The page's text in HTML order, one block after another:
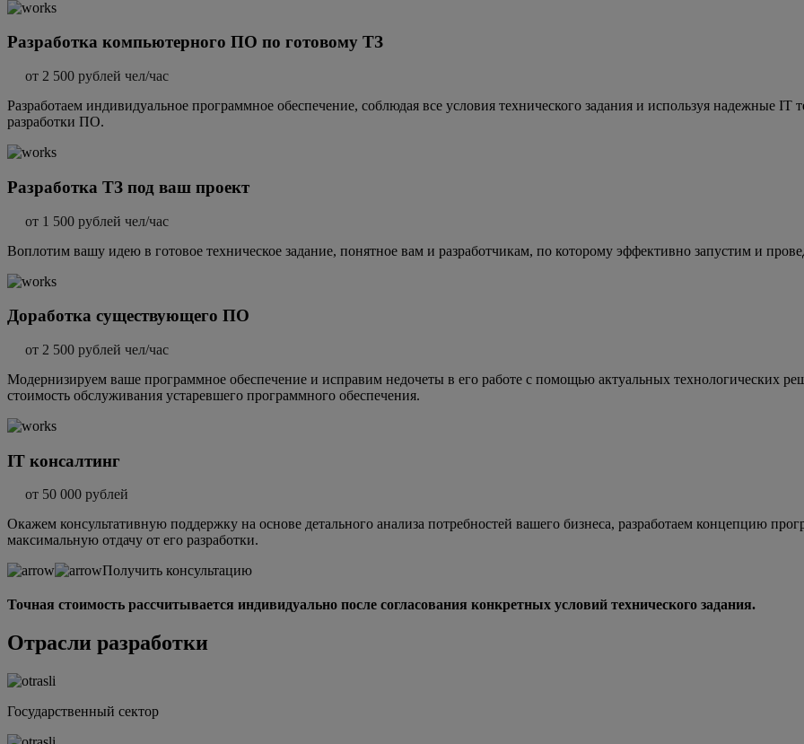
Разработка компьютерного ПО по готовому ТЗ
от 2 500 рублей чел/час
Разработаем индивидуальное программное обеспечение, соблюдая все условия технического задания и используя надежные
разработки ПО.
Разработка ТЗ под ваш проект
от 1 500 рублей чел/час
Воплотим вашу идею в готовое техническое задание, понятное вам и разработчикам, по которому эффективно запустим и
Доработка существующего ПО
от 2 500 рублей чел/час
Модернизируем ваше программное обеспечение и исправим недочеты в его работе с помощью актуальных технологических
стоимость обслуживания устаревшего программного обеспечения.
IT консалтинг
от 50 000 рублей
Окажем консультативную поддержку на основе детального анализа потребностей вашего бизнеса, разработаем концепцию
максимальную отдачу от его разработки.
Получить консультацию
Точная стоимость рассчитывается индивидуально после согласования конкретных условий технического задания.
Отрасли разработки
Государственный сектор